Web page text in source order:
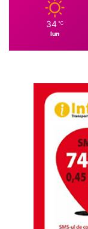
34 ℃
lun